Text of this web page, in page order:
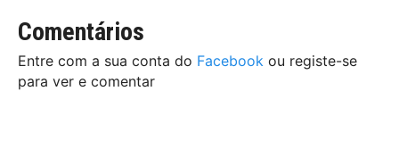
Comentários
Entre com a sua conta do Facebook ou registe-se
para ver e comentar